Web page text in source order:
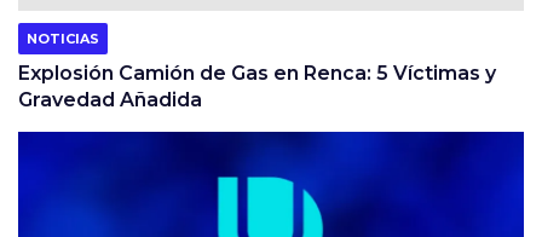
NOTICIAS
Explosión Camión de Gas en Renca: 5 Víctimas y
Gravedad Añadida